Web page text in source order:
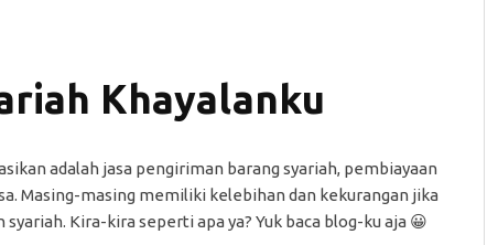
Khayalanku
adalah jasa pengiriman barang syariah, pembiayaan
Masing-masing memiliki kelebihan dan kekurangan jika
Kira-kira seperti apa ya? Yuk baca blog-ku aja 😀